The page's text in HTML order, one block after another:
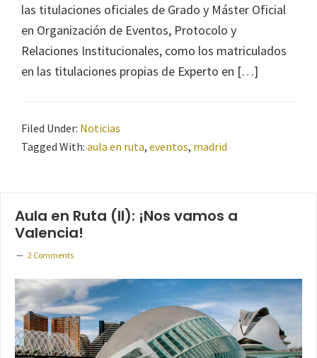
las titulaciones oficiales de Grado y Máster Oficial
en Organización de Eventos, Protocolo y
Relaciones Institucionales, como los matriculados
en las titulaciones propias de Experto en […]
Filed Under: Noticias
Tagged With: aula en ruta, eventos, madrid
Aula en Ruta (II): ¡Nos vamos a
Valencia!
2 Comments